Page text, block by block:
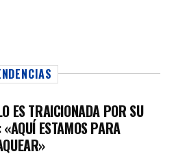
ES TRAICIONADA POR SU
«AQUÍ ESTAMOS PARA